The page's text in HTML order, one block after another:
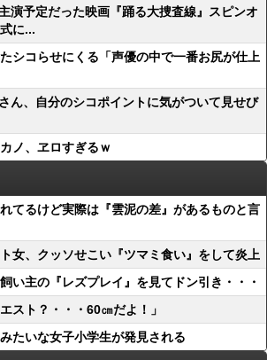
演予定だった映画『踊る大捜査線』スピンオ
に...
シコらせにくる「声優の中で一番お尻が仕上
ん、自分のシコポイントに気がついて見せび
ノ、ヱロすぎるｗ
るけど実際は『雲泥の差』があるものと言
女、クッソせこい『ツマミ食い』をして炎上
い主の『レズプレイ』を見てドン引き・・・
スト？・・・60㎝だよ！」
たいな女子小学生が発見される